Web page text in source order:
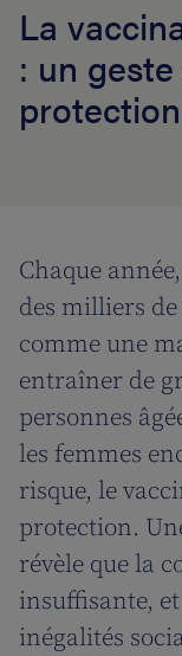
La
: un
Chaque
des milliers de
comme une
entraîner de
personnes
les femmes
risque, le
protection.
révèle que la
insuffisante,
inégalités